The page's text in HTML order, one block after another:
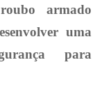
armado
uma
para